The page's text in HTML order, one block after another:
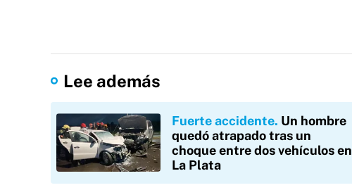
Lee además
Fuerte accidente Un hombre
quedó atrapado tras un
choque entre dos vehículos en
La Plata